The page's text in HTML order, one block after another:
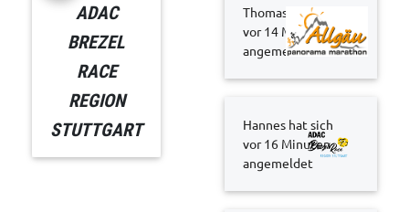
ADAC
BREZEL
RACE
REGION
STUTTGART
Thomas hat sich
vor 14 Minuten
angemeldet
Hannes hat sich
vor 16 Minuten
angemeldet